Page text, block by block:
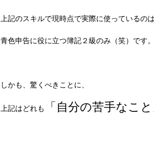
上記のスキルで現時点で実際に使っているのは
青色申告に役に立つ簿記２級のみ（笑）です。
しかも、驚くべきことに、
上記はどれも 「自分の苦手なこと